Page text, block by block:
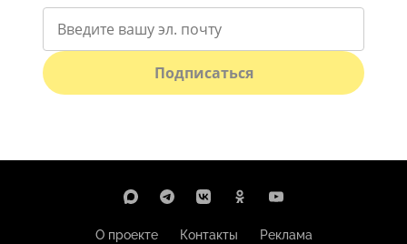
Подписаться
О проекте Контакты
Реклама